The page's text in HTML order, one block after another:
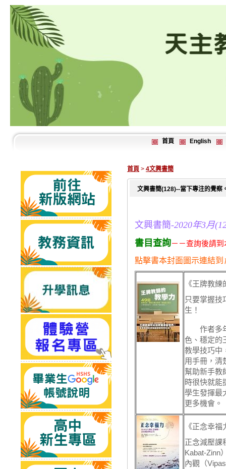
首頁 English
首頁 > 4文興書簡
文興書簡(128)--當下專注的覺察
文興書簡-2020年3月
書目查詢－－查詢後請
點擊書本封面圖示連結到
《王牌教
只要掌握技
生！
作者多年
色、穩定的
教學技巧中
用手冊，清
幫助新手教
時很快就能
學生發揮最
更多機會。
《正念幸福
正念減壓課
Kabat-Zinn
內觀（